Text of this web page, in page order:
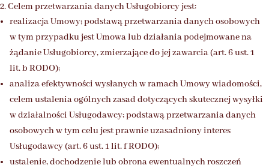
2. Celem przetwarzania danych Usługobiorcy jest:
realizacja Umowy; podstawą przetwarzania danych osobowych
w tym przypadku jest Umowa lub działania podejmowane na
żądanie Usługobiorcy, zmierzające do jej zawarcia (art. 6 ust. 1
lit. b RODO);
analiza efektywności wysłanych w ramach Umowy wiadomości,
celem ustalenia ogólnych zasad dotyczących skutecznej wysyłki
w działalności Usługodawcy; podstawą przetwarzania danych
osobowych w tym celu jest prawnie uzasadniony interes
Usługodawcy (art. 6 ust. 1 lit. f RODO);
ustalenie, dochodzenie lub obrona ewentualnych roszczeń